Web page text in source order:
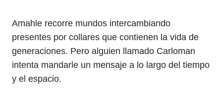
Amahle recorre mundos intercambiando
presentes por collares que contienen la vida de
generaciones. Pero alguien llamado Carloman
intenta mandarle un mensaje a lo largo del tiempo
y el espacio.